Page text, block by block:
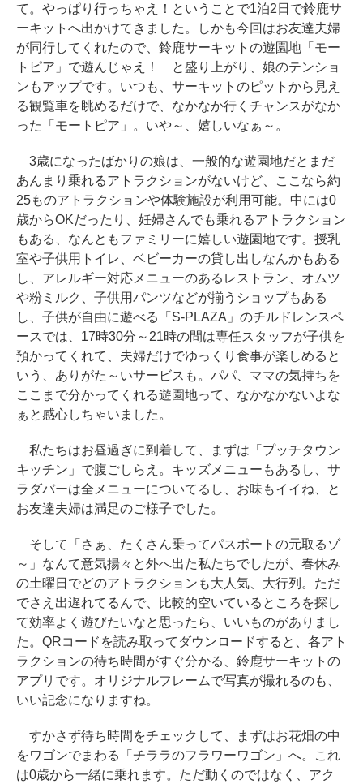
て。やっぱり行っちゃえ！ということで1泊2日で鈴鹿サ
ーキットへ出かけてきました。しかも今回はお友達夫婦
が同行してくれたので、鈴鹿サーキットの遊園地「モー
トピア」で遊んじゃえ！ と盛り上がり、娘のテンショ
ンもアップです。いつも、サーキットのピットから見え
る観覧車を眺めるだけで、なかなか行くチャンスがなか
った「モートピア」。いや～、嬉しいなぁ～。
3歳になったばかりの娘は、一般的な遊園地だとまだ
あんまり乗れるアトラクションがないけど、ここなら約
25ものアトラクションや体験施設が利用可能。中には0
歳からOKだったり、妊婦さんでも乗れるアトラクション
もある、なんともファミリーに嬉しい遊園地です。授乳
室や子供用トイレ、ベビーカーの貸し出しなんかもある
し、アレルギー対応メニューのあるレストラン、オムツ
や粉ミルク、子供用パンツなどが揃うショップもある
し、子供が自由に遊べる「S-PLAZA」のチルドレンスペ
ースでは、17時30分～21時の間は専任スタッフが子供を
預かってくれて、夫婦だけでゆっくり食事が楽しめると
いう、ありがた～いサービスも。パパ、ママの気持ちを
ここまで分かってくれる遊園地って、なかなかないよな
ぁと感心しちゃいました。
私たちはお昼過ぎに到着して、まずは「プッチタウン
キッチン」で腹ごしらえ。キッズメニューもあるし、サ
ラダバーは全メニューについてるし、お味もイイね、と
お友達夫婦は満足のご様子でした。
そして「さぁ、たくさん乗ってパスポートの元取るゾ
～」なんて意気揚々と外へ出た私たちでしたが、春休み
の土曜日でどのアトラクションも大人気、大行列。ただ
でさえ出遅れてるんで、比較的空いているところを探し
て効率よく遊びたいなと思ったら、いいものがありまし
た。QRコードを読み取ってダウンロードすると、各アト
ラクションの待ち時間がすぐ分かる、鈴鹿サーキットの
アプリです。オリジナルフレームで写真が撮れるのも、
いい記念になりますね。
すかさず待ち時間をチェックして、まずはお花畑の中
をワゴンでまわる「チララのフラワーワゴン」へ。これ
は0歳から一緒に乗れます。ただ動くのではなく、アク